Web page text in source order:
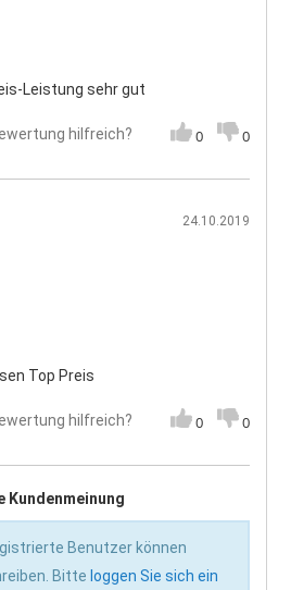
Leistung sehr gut
hilfreich? 0 0
24.10.2019
Top Preis
hilfreich? 0 0
Kundenmeinung
Benutzer können
Bitte loggen Sie sich ein